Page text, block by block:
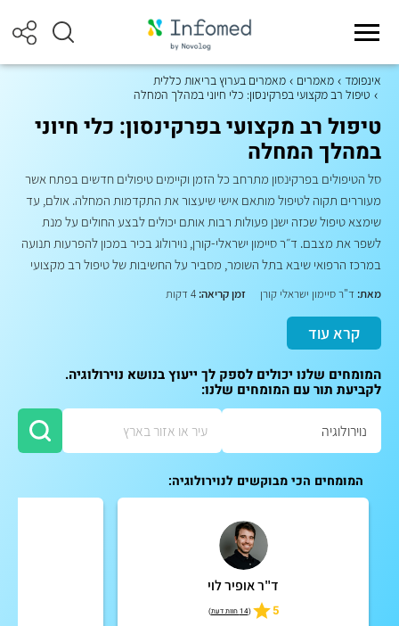
אינפומד מאמרים
מאמרים בערוץ בריאות כללית
טיפול רב מקצועי בפרקינסון: כלי חיוני במהלך המחלה
טיפול רב מקצועי בפרקינסון: כלי חיוני
במהלך המחלה
סל הטיפולים בפרקינסון מתרחב כל הזמן וקיימים טיפולים חדשים בפתח אשר
מעוררים תקוה לטיפול מותאם אישי שיעצור את התקדמות המחלה. אולם, עד
שימצא טיפול שכזה ישנן פעולות רבות אותם יכולים לבצע החולים על מנת
לשפר את מצבם. ד״ר סיימון ישראלי-קורן, נוירולוג בכיר במכון להפרעות תנועה
במרכז הרפואי שיבא בתל השומר, מסביר על החשיבות של טיפול רב מקצועי
מאת: ד"ר סיימון ישראלי קורן זמן קריאה:
קרא עוד
המומחים שלנו יכולים לספק לך ייעוץ בנושא נוירולוגיה.
לקביעת תור עם המומחים שלנו:
המומחים הכי מבוקשים לנוירולוגיה:
ד"ר אופיר לוי
5
(14 חוות דעת )